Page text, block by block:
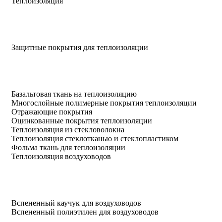
Защитные покрытия для теплоизоляции
Базальтовая ткань на теплоизоляцию
Многослойные полимерные покрытия теплоизоляции
Отражающие покрытия
Оцинкованные покрытия теплоизоляции
Теплоизоляция из стекловолокна
Теплоизоляция стеклотканью и стеклопластиком
Фольма ткань для теплоизоляции
Теплоизоляция воздуховодов
Вспененный каучук для воздуховодов
Вспененный полиэтилен для воздуховодов